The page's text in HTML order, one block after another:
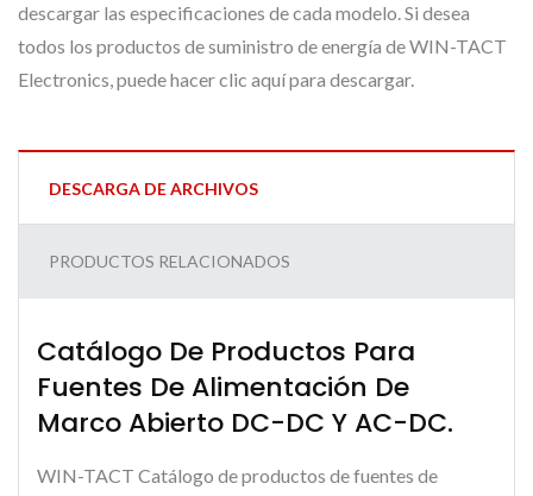
descargar las especificaciones de cada modelo. Si desea
todos los productos de suministro de energía de WIN-TACT
Electronics, puede hacer clic aquí para descargar.
DESCARGA DE ARCHIVOS
PRODUCTOS RELACIONADOS
Catálogo De Productos Para
Fuentes De Alimentación De
Marco Abierto DC-DC Y AC-DC.
WIN-TACT Catálogo de productos de fuentes de